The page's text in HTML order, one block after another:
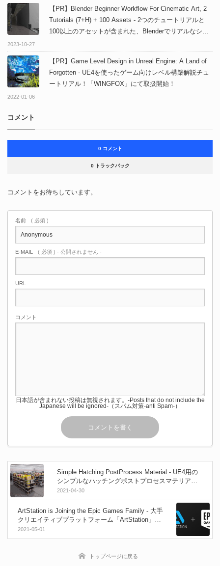
【PR】Blender Beginner Workflow For Cinematic Art, 2
Tutorials (7+H) + 100 Assets - 2つのチュートリアルと
100以上のアセットが含まれた、Blenderでリアルなシネ
「Wingfox」にて公開！
2023-10-27
【PR】Game Level Design in Unreal Engine: A Land of
Forgotten - UE4を使ったゲーム向けレベル構築解説チュ
ートリアル！「WINGFOX」にて取扱開始！
2022-01-06
コメント
0 コメント
0 トラックバック
コメントをお待ちしています。
名前 ( 必須 )
E-MAIL ( 必須 ) - 公開されません -
URL
コメント
日本語が含まれない投稿は無視されます。-Posts that do not include the
Japanese will be ignored-（スパム対策-anti Spam-）
Simple Hatching PostProcess Material - UE4用の
シンプルなハッチングポストプロセスマテリアル
を無料公開しました！
2021-04-30
ArtStation is Joining the Epic Games Family - 大手
クリエイティブプラットフォーム「ArtStation」が
「Epic Games」ファミリーに加わりました！【買
収】
2021-05-01
トップページに戻る